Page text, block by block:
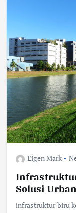
Eigen Mark
Solusi
infrastruktur biru